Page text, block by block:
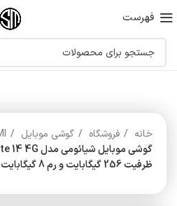
فهرست
خانه فروشگاه گوشی موبایل
ظرفیت 256 گیگابایت و رم 8 گیگابایت